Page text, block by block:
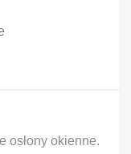
osłony okienne.